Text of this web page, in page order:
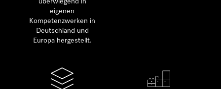
eigenen
Kompetenzwerken in
Deutschland und
Europa hergestellt.